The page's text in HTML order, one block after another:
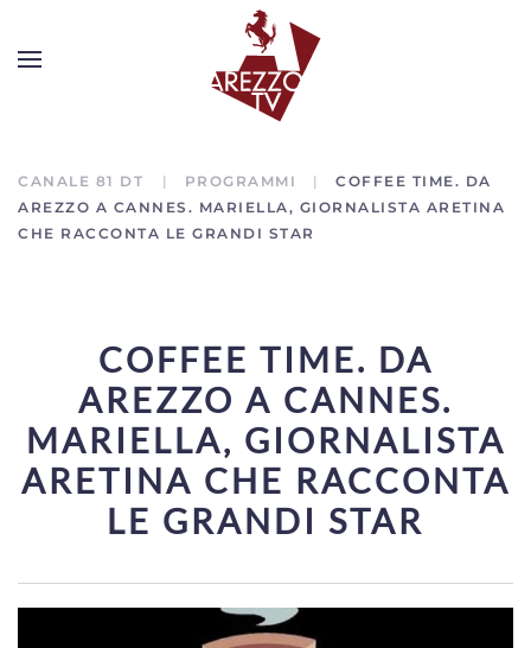
CANALE 81 DT PROGRAMMI
COFFEE TIME. DA
AREZZO A CANNES. MARIELLA, GIORNALISTA ARETINA
CHE RACCONTA LE GRANDI STAR
COFFEE TIME. DA
AREZZO A CANNES.
MARIELLA, GIORNALISTA
ARETINA CHE RACCONTA
LE GRANDI STAR